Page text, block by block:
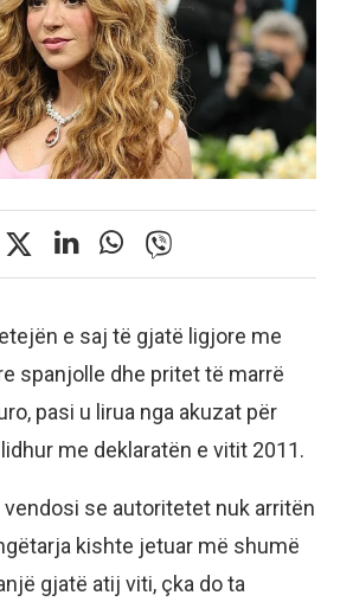
e saj të gjatë ligjore me
spanjolle dhe pritet të marrë
pasi u lirua nga akuzat për
me deklaratën e vitit 2011.
vendosi se autoritetet nuk arritën
kishte jetuar më shumë
gjatë atij viti, çka do ta